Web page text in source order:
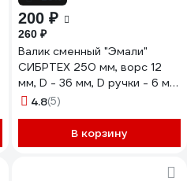
200 ₽
260 ₽
Валик сменный "Эмали"
СИБРТЕХ 250 мм, ворс 12
мм, D - 36 мм, D ручки - 6 мм,
полиамид,полиакрил 80203
4.8(5)
В корзину